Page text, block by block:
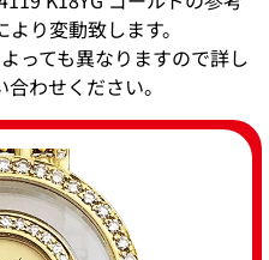
り変動致します。
っても異なりますので詳し
わせください。